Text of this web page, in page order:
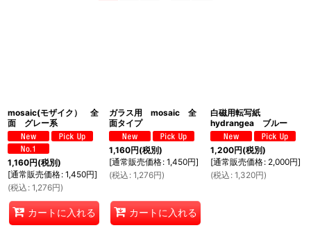
mosaic(モザイク） 全
面 グレー系
1,160円(税別)
[通常販売価格: 1,450円]
(税込 : 1,276円)
カートに入れる
ガラス用 mosaic 全
面タイプ
1,160円(税別)
[通常販売価格: 1,450円]
(税込 : 1,276円)
カートに入れる
白磁用転写紙
hydrangea ブルー
1,200円(税別)
[通常販売価格: 2,000円]
(税込 : 1,320円)